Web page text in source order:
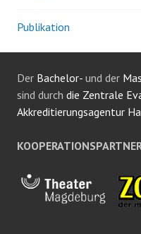
Publikation
Der Bachelor- und der
sind durch die Zentrale
Akkreditierungsagentur